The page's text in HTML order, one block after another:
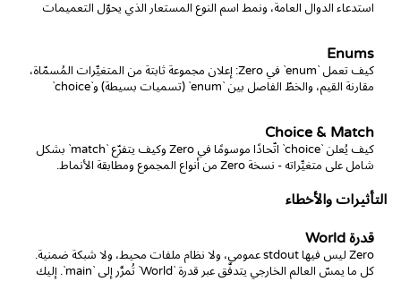
استدعاء الدوال العامة، ونمط اسم النوع المستعار الذي يحوّل التعميمات
Enums
كيف تعمل `enum` في Zero: إعلان مجموعة ثابتة من المتغيِّرات المُسمّاة،
مقارنة القيم، والخطّ الفاصل بين `enum` (تسميات بسيطة) و`choice`
Choice & Match
كيف يُعلن `choice` اتّحادًا موسومًا في Zero وكيف يتفرّع `match` بشكل
شامل على متغيِّراته - نسخة Zero من أنواع المجموع ومطابقة الأنماط.
التأثيرات والأخطاء
قدرة World
‏Zero ليس فيها stdout عمومي، ولا نظام ملفات محيط، ولا شبكة ضمنية.
كل ما يمسّ العالم الخارجي يتدفّق عبر قدرة `World` تُمرَّر إلى `main`. إليك